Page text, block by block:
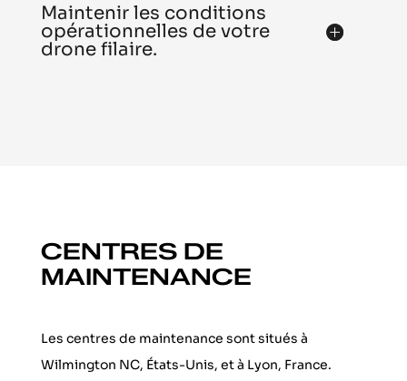
Maintenir les conditions
opérationnelles de votre
drone filaire.
CENTRES DE
MAINTENANCE
Les centres de maintenance sont situés à
Wilmington NC, États-Unis, et à Lyon, France.